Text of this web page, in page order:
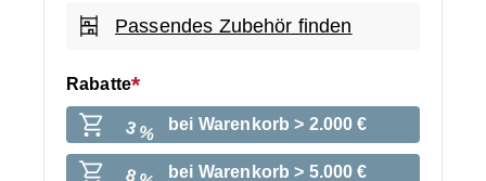
Passendes Zubehör finden
Rabatte
3 % bei Warenkorb > 2.000 €
bei Warenkorb > 5.000 €